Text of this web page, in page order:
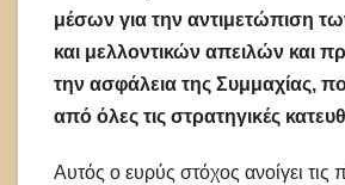
μέσων για την αντιμετώπιση
και μελλοντικών απειλών και
την ασφάλεια της Συμμαχίας,
από όλες τις στρατηγικές
Αυτός ο ευρύς στόχος ανοίγει